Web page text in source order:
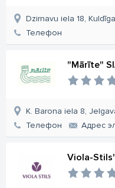
Dzirnavu iela 18,
Телефон
"Mārīte"
K. Barona iela 8,
Телефон
Aдрес
Viola-